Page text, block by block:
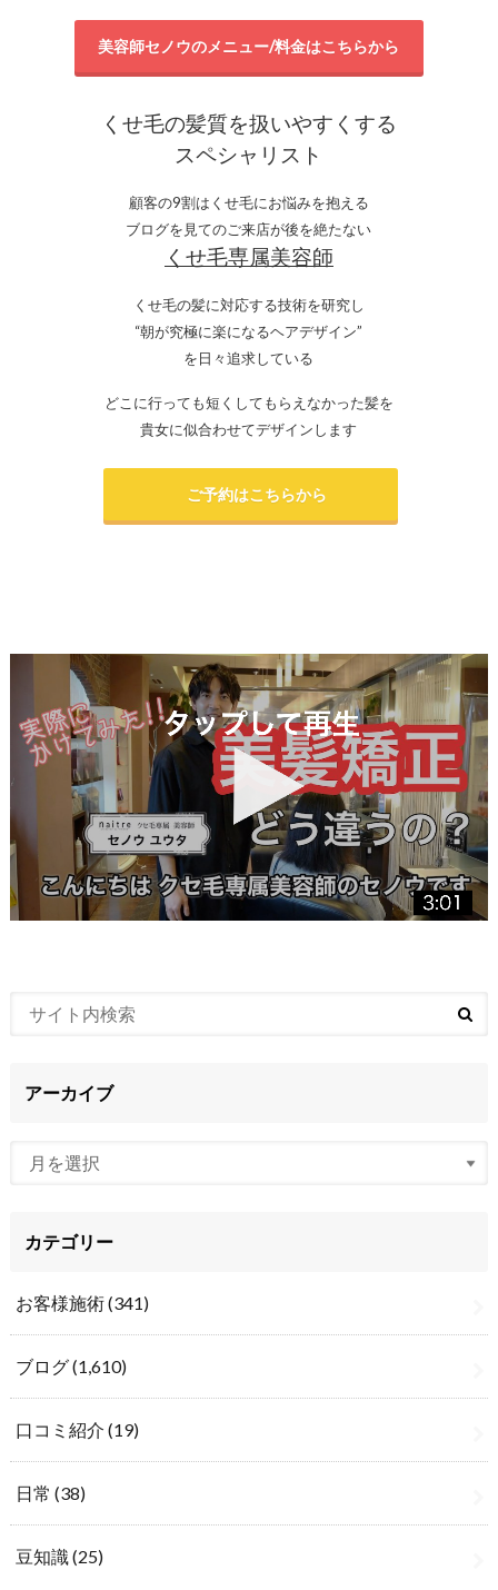
美容師セノウのメニュー/料金はこちらから
くせ毛の髪質を扱いやすくする
スペシャリスト
顧客の9割はくせ毛にお悩みを抱える
ブログを見てのご来店が後を絶たない
くせ毛専属美容師
くせ毛の髪に対応する技術を研究し
“朝が究極に楽になるヘアデザイン”
を日々追求している
どこに行っても短くしてもらえなかった髪を
貴女に似合わせてデザインします
ご予約はこちらから
アーカイブ
カテゴリー
お客様施術(341)
ブログ(1,610)
口コミ紹介 (19)
日常 (38)
豆知識 (25)